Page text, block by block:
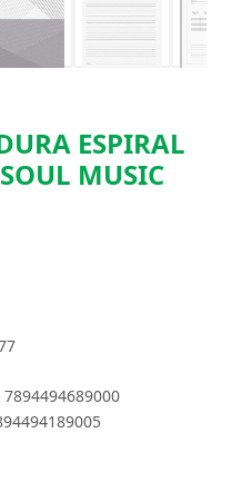
ESPIRAL
MUSIC